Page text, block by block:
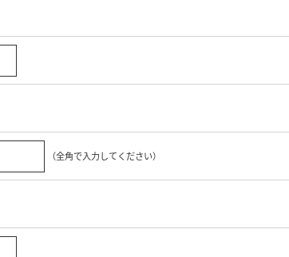
（全角で入力してください）